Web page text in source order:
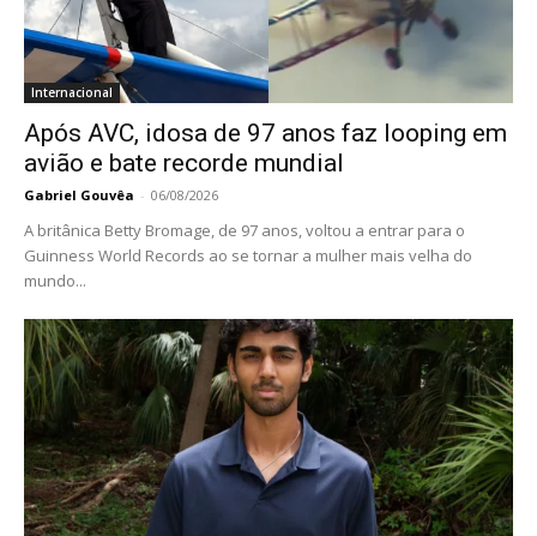
Internacional
Após AVC, idosa de 97 anos faz looping em
avião e bate recorde mundial
Gabriel Gouvêa - 06/08/2026
A britânica Betty Bromage, de 97 anos, voltou a entrar para o
Guinness World Records ao se tornar a mulher mais velha do
mundo...